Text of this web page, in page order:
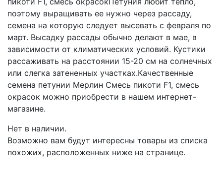
поэтому выращивать ее нужно через рассаду,
семена на которую следует высевать с февраля по
март. Высадку рассады обычно делают в мае, в
зависимости от климатических условий. Кустики
рассаживать на расстоянии 15-20 см на солнечных
или слегка затененных участках.Качественные
семена петунии Мерлин Смесь пикоти F1, смесь
окрасок можно приобрести в нашем интернет-
магазине.
Нет в наличии.
Возможно вам будут интересны товары из списка
похожих, расположенных ниже на странице.